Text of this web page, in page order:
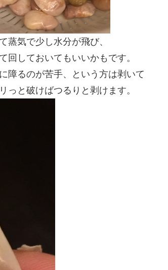
蒸気で少し水分が飛び、
回しておいてもいいかもです。
障るのが苦手、という方は剥いて
っと破けばつるりと剥けます。